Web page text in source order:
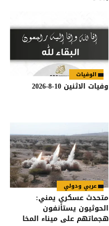
الوفيات
وفيات الاثنين 10-8-2026
عربي ودولي
متحدث عسكري يمني:
الحوثيون يستأنفون
هجماتهم على ميناء المخا